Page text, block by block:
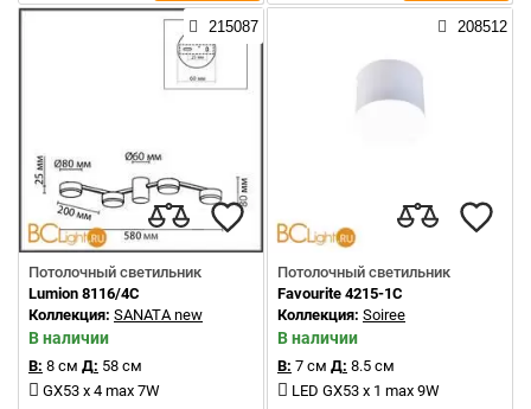
215087
Потолочный светильник
Lumion 8116/4C
Коллекция: SANATA new
В наличии
В: 8 см Д: 58 см
GX53 x 4 max 7W
208512
Потолочный светильник
Favourite 4215-1C
Коллекция: Soiree
В наличии
В: 7 см Д: 8.5 см
LED GX53 x 1 max 9W